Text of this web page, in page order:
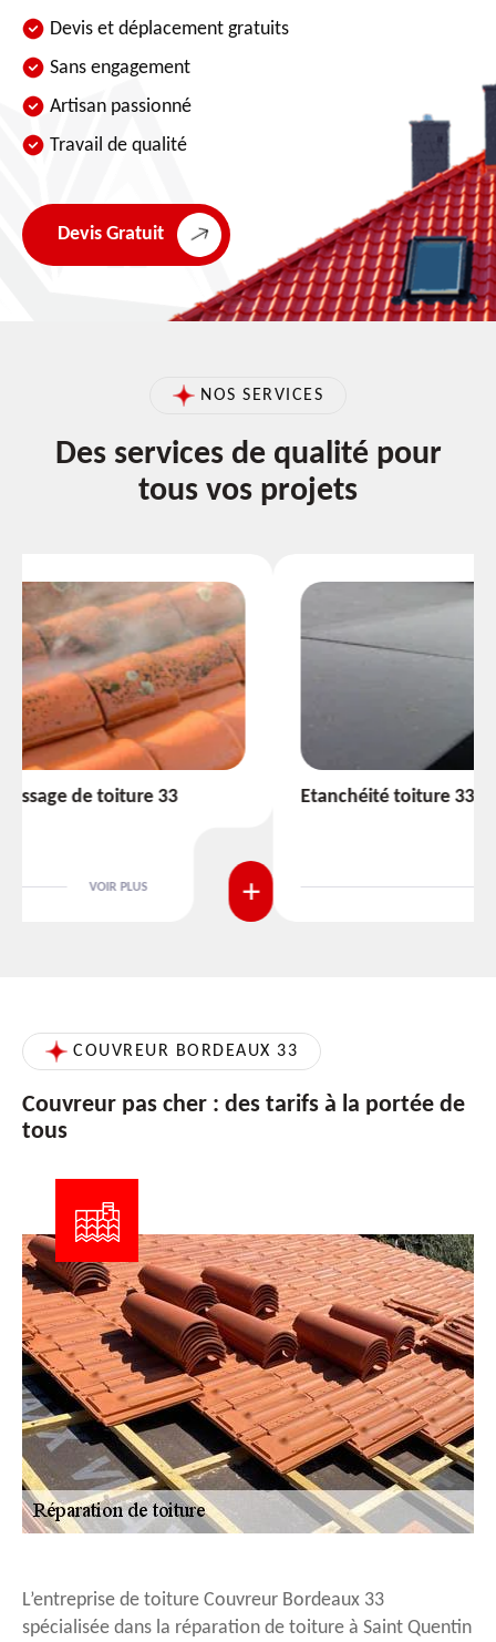
Devis et déplacement gratuits
Sans engagement
Artisan passionné
Travail de qualité
Devis Gratuit
NOS SERVICES
Des services de qualité pour
tous vos projets
Etanchéité toiture 33
VOIR PLUS
COUVREUR BORDEAUX 33
Couvreur pas cher : des tarifs à la portée de
tous
L’entreprise de toiture Couvreur Bordeaux 33
spécialisée dans la réparation de toiture à Saint Quentin